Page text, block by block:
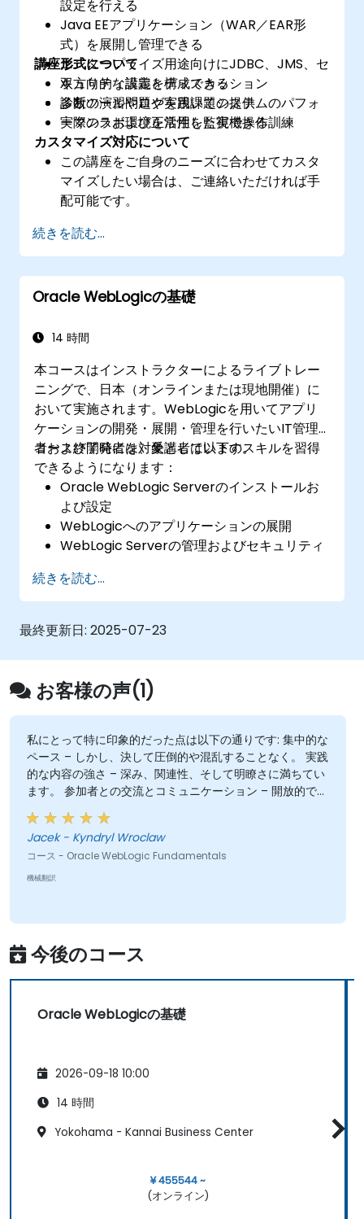
設定を行える
Java EEアプリケーション（WAR／EAR形
式）を展開し管理できる
エンタープライズ用途向けにJDBC、JMS、セ
キュリティ設定を構成できる
診断ツールやログを用いてシステムのパフォ
ーマンスおよび正常性を監視できる
講座形式について
双方向的な講義とディスカッション
多数の演習問題や実践課題の提供
実際のラボ環境を活用した実機操作訓練
カスタマイズ対応について
この講座をご自身のニーズに合わせてカスタ
マイズしたい場合は、ご連絡いただければ手
配可能です。
続きを読む...
Oracle WebLogicの基礎
14 時間
本コースはインストラクターによるライブトレー
ニングで、日本（オンラインまたは現地開催）に
おいて実施されます。WebLogicを用いてアプリ
ケーションの開発・展開・管理を行いたいIT管理
者および開発者を対象としています。
コース終了時には、受講者は以下のスキルを習得
できるようになります：
Oracle WebLogic Serverのインストールお
よび設定
WebLogicへのアプリケーションの展開
WebLogic Serverの管理およびセキュリティ
WebLogic Serverにおけるトラブルシューテ
ィング
続きを読む...
最終更新日: 2025-07-23
お客様の声(1)
私にとって特に印象的だった点は以下の通りです: 集中的な
ペース – しかし、決して圧倒的や混乱することなく。 実践
的な内容の強さ – 深み、関連性、そして明瞭さに満ちてい
ます。 参加者との交流とコミュニケーション – 開放的で、
迅速に対応し、真剣に参加者の意見を聞いています。 堅苦
しさのないプロフェッショナリズム – 専門家レベルの提供
ですが、温かみと自然さがあります。 無駄なことはなく、
実質的な内容だけ – 本当に重要なことに集中しています。
味わいとバランス感覚 – 強調すべきポイントを選ぶ際の素
望への真摯な対応 – これは珍しく、深く感謝されていま
す。
Jacek - Kyndryl Wroclaw
コース - Oracle WebLogic Fundamentals
機械翻訳
今後のコース
Oracle WebLogicの基礎
2026-09-18 10:00
14 時間
Yokohama - Kannai Business Center
¥ 455544 ~
(オンライン)